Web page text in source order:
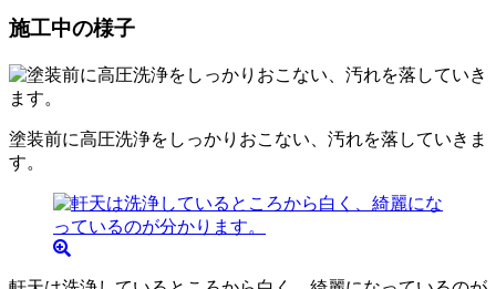
施工中の様子
塗装前に高圧洗浄をしっかりおこない、汚れを落していきま
す。